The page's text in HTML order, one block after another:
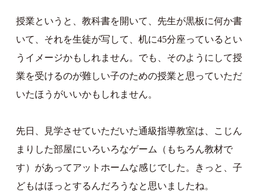
授業というと、教科書を開いて、先生が黒板に何か書
いて、それを生徒が写して、机に45分座っているとい
うイメージかもしれません。でも、そのようにして授
業を受けるのが難しい子のための授業と思っていただ
いたほうがいいかもしれません。
先日、見学させていただいた通級指導教室は、こじん
まりした部屋にいろいろなゲーム（もちろん教材で
す）があってアットホームな感じでした。きっと、子
どもはほっとするんだろうなと思いましたね。